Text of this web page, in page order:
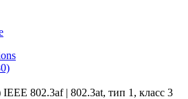
802.3af | 802.3at, тип 1, класс 3